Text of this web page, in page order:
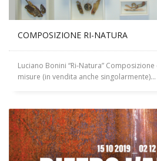
COMPOSIZIONE RI-NATURA
Luciano Bonini “Ri-Natura”
misure (in vendita anche singolarmente)...